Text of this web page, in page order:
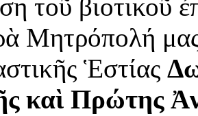
τοῦ βιοτικοῦ
Μητρόπολή
Ἑστίας
καὶ Πρώτης